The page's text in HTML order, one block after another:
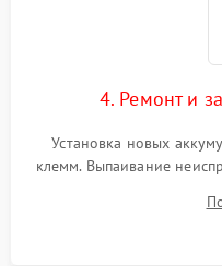
4. Ремонт и
Установка новых
клемм. Выпаивание
цепи зарядки и
Восстановление